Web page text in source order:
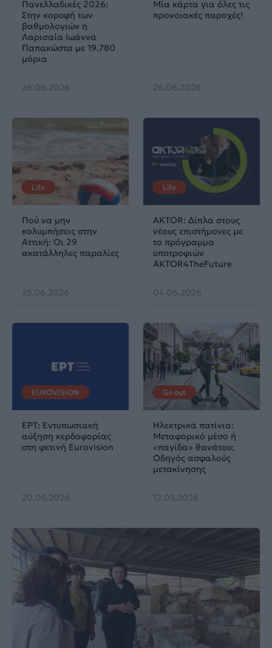
Πανελλαδικές 2026:
Στην κορυφή των
βαθμολογιών η
Λαρισαία Ιωάννα
Παπακώστα με 19.780
μόρια
26.06.2026
Μία κάρτα για όλες τις
προνοιακές παροχές!
26.06.2026
Life
Πού να μην
κολυμπήσεις στην
Αττική: Οι 29
ακατάλληλες παραλίες
25.06.2026
Life
AKTOR: Δίπλα στους
νέους επιστήμονες με
το πρόγραμμα
υποτροφιών
AKTOR4TheFuture
04.06.2026
EUROVISION
ΕΡΤ: Εντυπωσιακή
αύξηση κερδοφορίας
στη φετινή Eurovision
20.05.2026
Go out
Ηλεκτρικά πατίνια:
Μεταφορικό μέσο ή
«παγίδα» θανάτου;
Οδηγός ασφαλούς
μετακίνησης
12.05.2026